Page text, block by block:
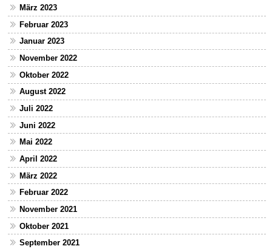
März 2023
Februar 2023
Januar 2023
November 2022
Oktober 2022
August 2022
Juli 2022
Juni 2022
Mai 2022
April 2022
März 2022
Februar 2022
November 2021
Oktober 2021
September 2021